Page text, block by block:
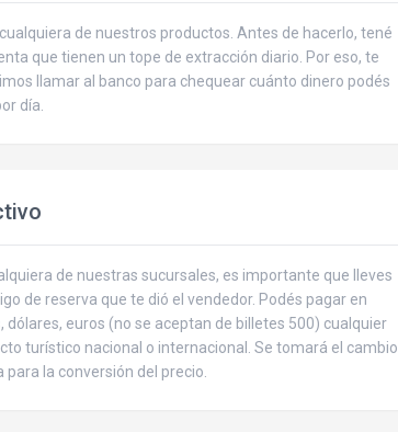
de nuestros productos. Antes de hacerlo, tené
que tienen un tope de extracción diario. Por eso, te
llamar al banco para chequear cuánto dinero podés
día.
de nuestras sucursales, es importante que lleves
de reserva que te dió el vendedor. Podés pagar en
dólares, euros (no se aceptan de billetes 500) cualquier
turístico nacional o internacional. Se tomará el cambio
para la conversión del precio.